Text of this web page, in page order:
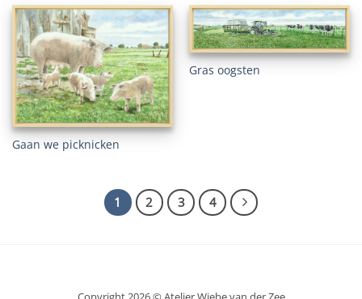
Gaan we picknicken
Gras oogsten
1 2 3 4